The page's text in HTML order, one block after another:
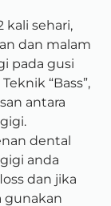
kali sehari,
dan malam
pada gusi
“Bass”,
antara
dental
anda
dan jika
gunakan